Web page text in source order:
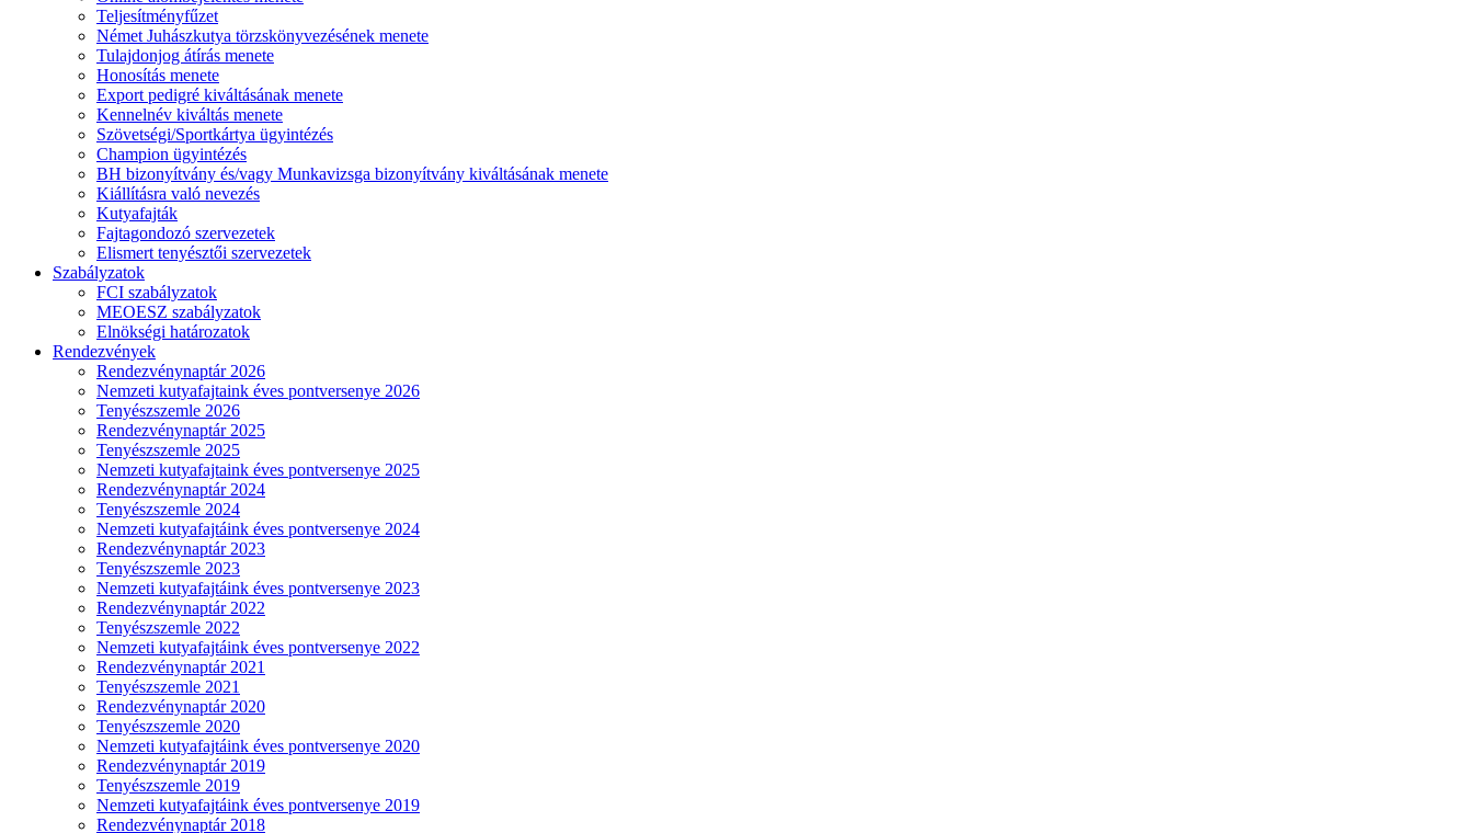
Teljesítményfűzet
Német Juhászkutya törzskönyvezésének menete
Tulajdonjog átírás menete
Honosítás menete
Export pedigré kiváltásának menete
Kennelnév kiváltás menete
Szövetségi/Sportkártya ügyintézés
Champion ügyintézés
BH bizonyítvány és/vagy Munkavizsga bizonyítvány kiváltásának menete
Kiállításra való nevezés
Kutyafajták
Fajtagondozó szervezetek
Elismert tenyésztői szervezetek
Szabályzatok
FCI szabályzatok
MEOESZ szabályzatok
Elnökségi határozatok
Rendezvények
Rendezvénynaptár 2026
Nemzeti kutyafajtaink éves pontversenye 2026
Tenyészszemle 2026
Rendezvénynaptár 2025
Tenyészszemle 2025
Nemzeti kutyafajtaink éves pontversenye 2025
Rendezvénynaptár 2024
Tenyészszemle 2024
Nemzeti kutyafajtáink éves pontversenye 2024
Rendezvénynaptár 2023
Tenyészszemle 2023
Nemzeti kutyafajtáink éves pontversenye 2023
Rendezvénynaptár 2022
Tenyészszemle 2022
Nemzeti kutyafajtáink éves pontversenye 2022
Rendezvénynaptár 2021
Tenyészszemle 2021
Rendezvénynaptár 2020
Tenyészszemle 2020
Nemzeti kutyafajtáink éves pontversenye 2020
Rendezvénynaptár 2019
Tenyészszemle 2019
Nemzeti kutyafajtáink éves pontversenye 2019
Rendezvénynaptár 2018